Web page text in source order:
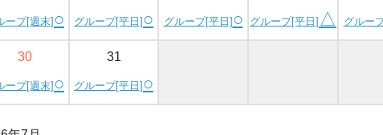
ープ[週末] ○ グループ[平日] ○ グループ[平日] ○ グループ[平日] △ グルー
30
ープ[週末] ○
31
グループ[平日] ○